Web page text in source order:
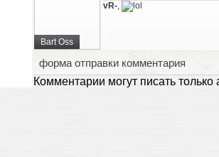
Bart Oss
vR-,
форма отправки комментария
Комментарии могут писать